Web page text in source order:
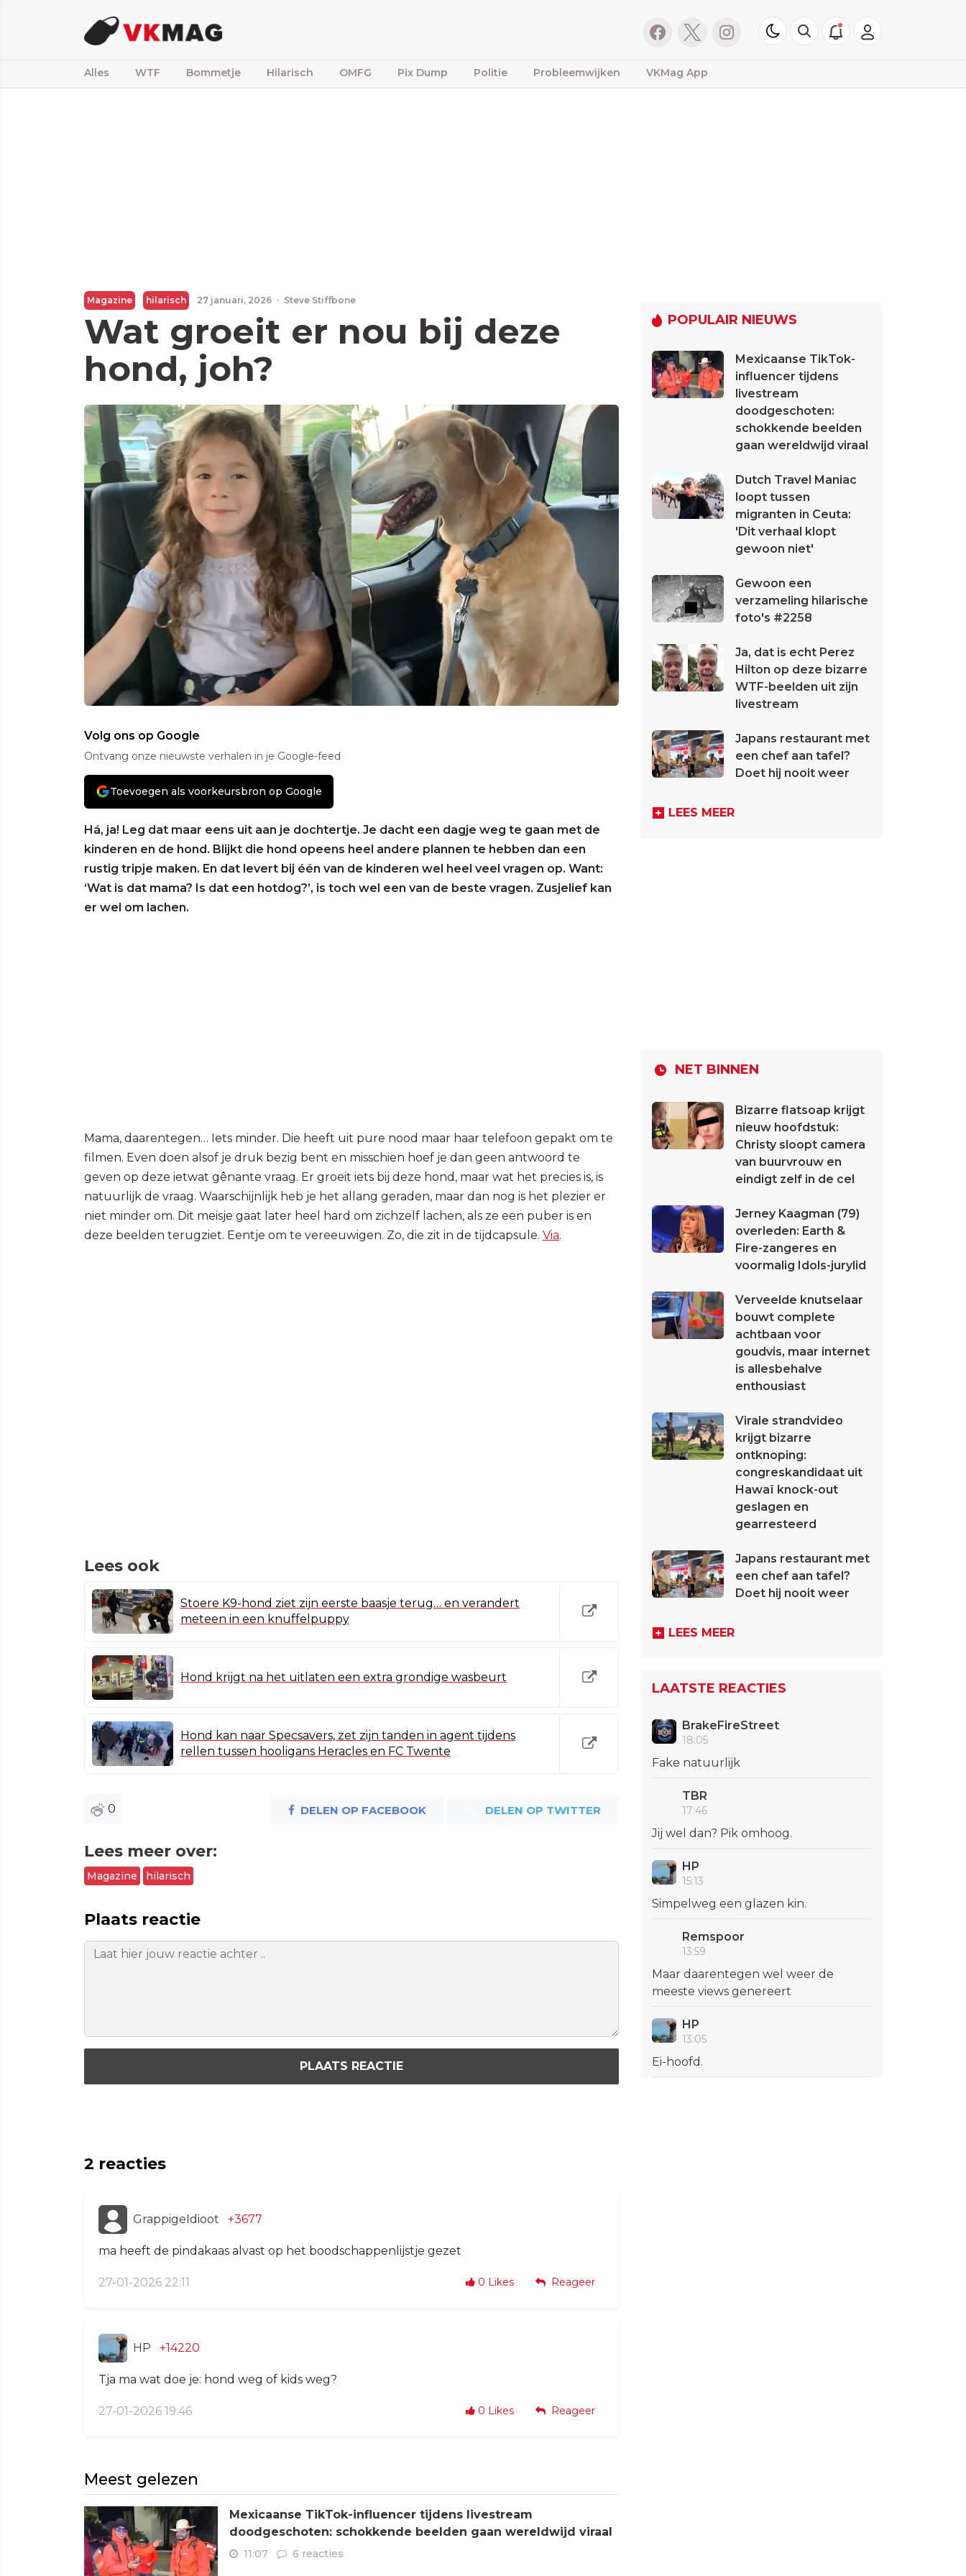
Alles WTF Bommetje Hilarisch OMFG Pix Dump Politie Probleemwijken VKMag App
Magazine hilarisch 27 januari, 2026 · Steve Stiffbone
Wat groeit er nou bij deze
hond, joh?
Volg ons op Google
Ontvang onze nieuwste verhalen in je Google-feed
Toevoegen als voorkeursbron op Google
Há, ja! Leg dat maar eens uit aan je dochtertje. Je dacht een dagje weg te gaan met de
kinderen en de hond. Blijkt die hond opeens heel andere plannen te hebben dan een
rustig tripje maken. En dat levert bij één van de kinderen wel heel veel vragen op. Want:
‘Wat is dat mama? Is dat een hotdog?’, is toch wel een van de beste vragen. Zusjelief kan
er wel om lachen.
Mama, daarentegen… Iets minder. Die heeft uit pure nood maar haar telefoon gepakt om te
filmen. Even doen alsof je druk bezig bent en misschien hoef je dan geen antwoord te
geven op deze ietwat gênante vraag. Er groeit iets bij deze hond, maar wat het precies is, is
natuurlijk de vraag. Waarschijnlijk heb je het allang geraden, maar dan nog is het plezier er
niet minder om. Dit meisje gaat later heel hard om zichzelf lachen, als ze een puber is en
deze beelden terugziet. Eentje om te vereeuwigen. Zo, die zit in de tijdcapsule. Via.
Lees ook
Stoere K9-hond ziet zijn eerste baasje terug… en verandert
meteen in een knuffelpuppy
Hond krijgt na het uitlaten een extra grondige wasbeurt
Hond kan naar Specsavers, zet zijn tanden in agent tijdens
rellen tussen hooligans Heracles en FC Twente
0 DELEN OP FACEBOOK DELEN OP TWITTER
Lees meer over:
Magazine hilarisch
Plaats reactie
PLAATS REACTIE
2 reacties
GrappigeIdioot +3677
ma heeft de pindakaas alvast op het boodschappenlijstje gezet
27-01-2026 22:11 0 Likes Reageer
HP +14220
Tja ma wat doe je: hond weg of kids weg?
27-01-2026 19:46 0 Likes Reageer
Meest gelezen
Mexicaanse TikTok-influencer tijdens livestream
doodgeschoten: schokkende beelden gaan wereldwijd viraal
11:07 6 reacties
POPULAIR NIEUWS
Mexicaanse TikTok-
influencer tijdens
livestream
doodgeschoten:
schokkende beelden
gaan wereldwijd viraal
Dutch Travel Maniac
loopt tussen
migranten in Ceuta:
'Dit verhaal klopt
gewoon niet'
Gewoon een
verzameling hilarische
foto's #2258
Ja, dat is echt Perez
Hilton op deze bizarre
WTF-beelden uit zijn
livestream
Japans restaurant met
een chef aan tafel?
Doet hij nooit weer
LEES MEER
NET BINNEN
Bizarre flatsoap krijgt
nieuw hoofdstuk:
Christy sloopt camera
van buurvrouw en
eindigt zelf in de cel
Jerney Kaagman (79)
overleden: Earth &
Fire-zangeres en
voormalig Idols-jurylid
Verveelde knutselaar
bouwt complete
achtbaan voor
goudvis, maar internet
is allesbehalve
enthousiast
Virale strandvideo
krijgt bizarre
ontknoping:
congreskandidaat uit
Hawaï knock-out
geslagen en
gearresteerd
Japans restaurant met
een chef aan tafel?
Doet hij nooit weer
LEES MEER
LAATSTE REACTIES
BrakeFireStreet
18:05
Fake natuurlijk
TBR
17:46
Jij wel dan? Pik omhoog.
HP
15:13
Simpelweg een glazen kin.
Remspoor
13:59
Maar daarentegen wel weer de
meeste views genereert
HP
13:05
Ei-hoofd.